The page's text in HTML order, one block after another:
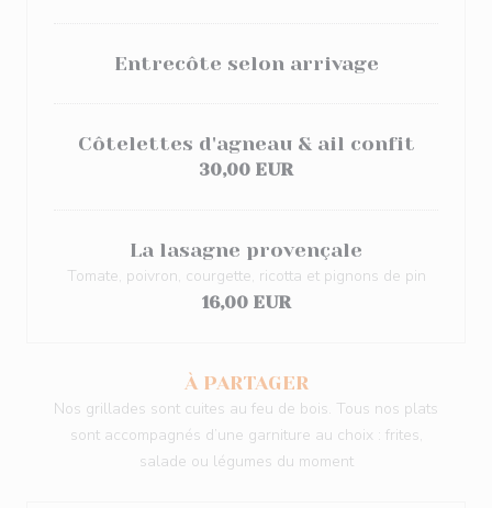
Entrecôte selon arrivage
Côtelettes d'agneau & ail confit
30,00 EUR
La lasagne provençale
Tomate, poivron, courgette, ricotta et pignons de pin
16,00 EUR
À PARTAGER
Nos grillades sont cuites au feu de bois. Tous nos plats
sont accompagnés d’une garniture au choix : frites,
salade ou légumes du moment